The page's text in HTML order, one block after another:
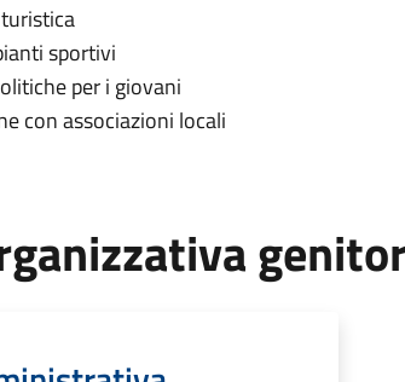
sportivi
per i giovani
con associazioni locali